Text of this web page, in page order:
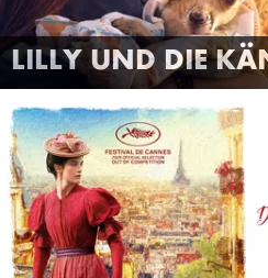
LILLY UND DIE
MEHR INFOS
DIE